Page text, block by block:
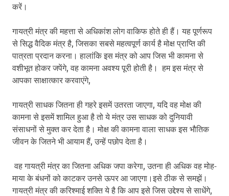
करें।
गायत्री मंत्र की महत्ता से अधिकांश लोग वाकिफ होते ही हैं। यह पूर्णरूप
से सिद्ध वैदिक मंत्र है, जिसका सबसे महत्वपूर्ण कार्य है मोक्ष प्राप्ति की
पात्रता प्रदान करना। हालांकि इस मंत्र को आप जिस भी कामना से
वशीभूत होकर जपेंगे, वह कामना अवश्य पूरी होती है। हम इस मंत्र से
आपका साक्षात्कार करवाएंगे,
गायत्री साधक जितना ही गहरे इसमें उतरता जाएगा, यदि वह मोक्ष की
कामना से इसमें शामिल हुआ है तो ये मंत्र उस साधक को दुनियावी
संसाधनों से मुक्त कर देता है। मोक्ष की कामना वाला साधक इस भौतिक
जीवन के जितने भी आयाम हैं, उन्हें पछोप देता है।
वह गायत्री मंत्र का जितना अधिक जपा करेगा, उतना ही अधिक वह मोह-
माया के बंधनों को काटकर उनसे ऊपर आ जाएगा।इसे ठीक से समझें।
गायत्री मंत्र की करिश्माई शक्ति ये है कि आप इसे जिस उद्देश्य से साधेंगे,